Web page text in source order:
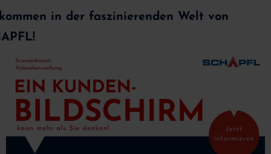
in der faszinierenden Welt von